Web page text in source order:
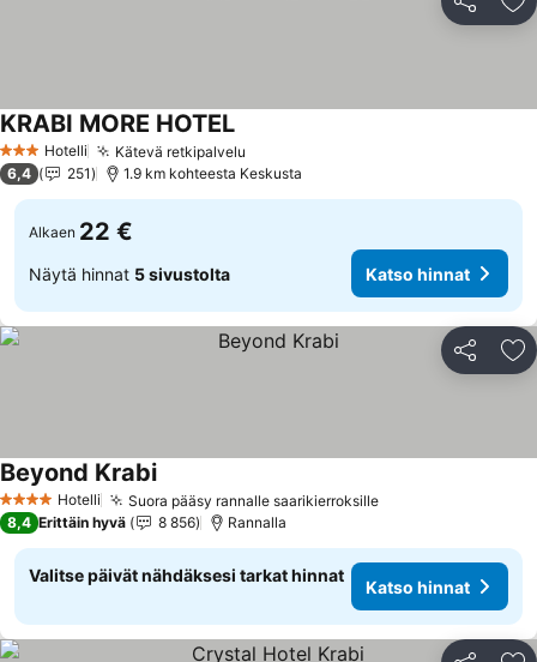
Jaa
3 Tähtiluokitus
Hotelli Kätevä retkipalvelu
KRABI MORE HOTELKatso hinnat
6,4 251 1.9 km kohteesta Keskusta
Alkaen 22 €
Näytä hinnat 5 sivustolta Katso hinnat
Jaa
4 Tähtiluokitus
Hotelli Suora pääsy rannalle saarikierroksilleKatso hinnat
Beyond KrabiKatso hinnat
8,4 Erittäin hyvä 8 856 Rannalla
Valitse päivät nähdäksesi tarkat hinnat
Katso hinnat